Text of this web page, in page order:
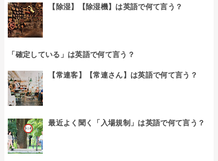
【除湿】【除湿機】は英語で何て言う？
「確定している」は英語で何て言う？
【常連客】【常連さん】は英語で何て言う？
最近よく聞く「入場規制」は英語で何て言う？